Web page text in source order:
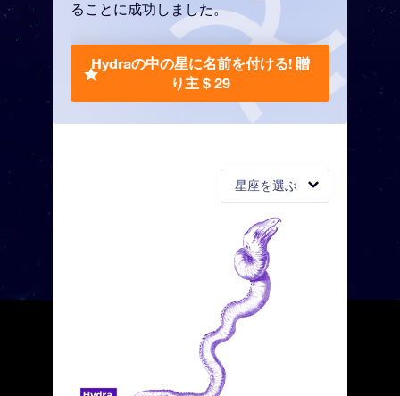
星座を選ぶ
ることに成功しました。
Hydraの中の星に名前を付ける! 贈
り主 $ 29